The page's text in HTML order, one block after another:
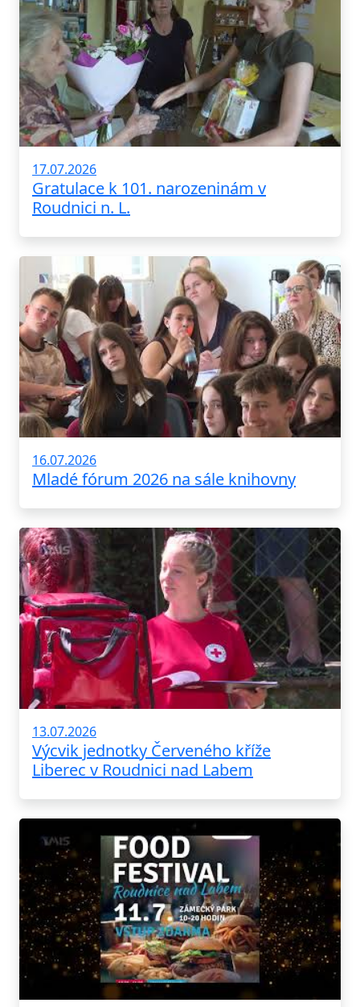
17.07.2026
Gratulace k 101. narozeninám v
Roudnici n. L.
16.07.2026
Mladé fórum 2026 na sále knihovny
13.07.2026
Výcvik jednotky Červeného kříže
Liberec v Roudnici nad Labem